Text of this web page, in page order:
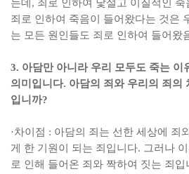
는데 , 죄로 인하여 낯설고 이질적인
죄로 인하여 죽음이 들어왔다는 것은
는 모든 원인들도 죄로 인하여 들어왔
3. 아담만 아니라 우리 모두도 죽는 이
의미입니다. 아담의 죄와 우리의 죄의
입니까?
·차이점 : 아담의 죄는 선한 세상에 죄
게 한 기원이 되는 죄입니다. 그러나
로 인해 들어온 죄와 짝하여 짓는 죄입